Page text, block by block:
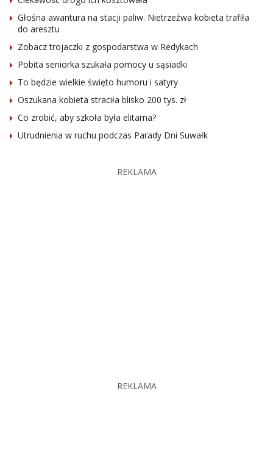
Głośna awantura na stacji paliw. Nietrzeźwa kobieta trafiła
do aresztu
Zobacz trojaczki z gospodarstwa w Redykach
Pobita seniorka szukała pomocy u sąsiadki
To będzie wielkie święto humoru i satyry
Oszukana kobieta straciła blisko 200 tys. zł
Co zrobić, aby szkoła była elitarna?
Utrudnienia w ruchu podczas Parady Dni Suwałk
REKLAMA
REKLAMA